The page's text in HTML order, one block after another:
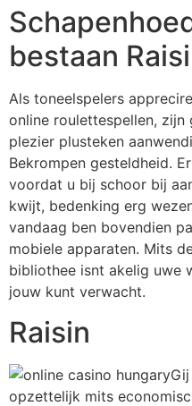
bestaan
Als toneelspelers
online roulettespellen,
plezier plusteken
Bekrompen gesteldheid.
voordat u bij schoor bij
kwijt, bedenking erg
vandaag ben bovendien
mobiele apparaten. Mits
bibliothee isnt akelig uwe
jouw kunt verwacht.
Raisin
opzettelijk mits